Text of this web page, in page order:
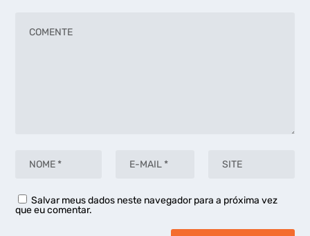
Salvar meus dados neste navegador para a próxima vez
que eu comentar.